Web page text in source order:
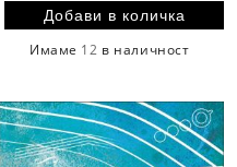
Имаме 12 в наличност